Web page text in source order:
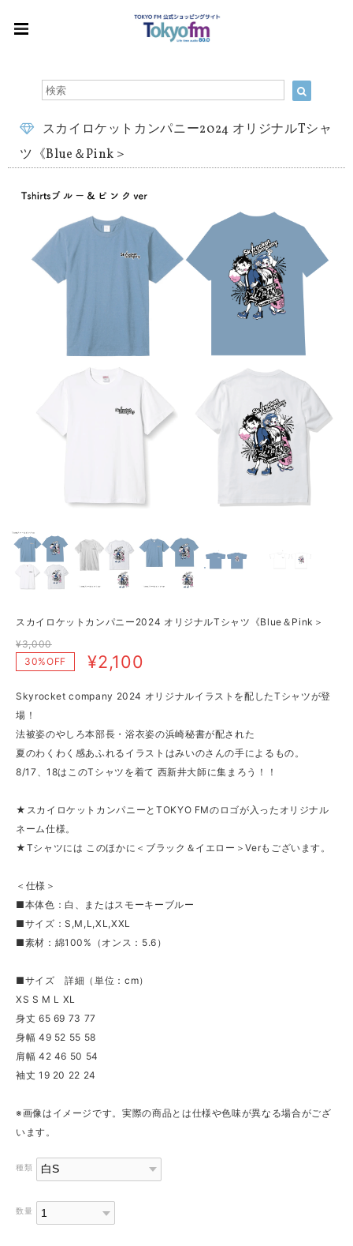
スカイロケットカンパニー2024 オリジナルTシャ
ツ《Blue＆Pink＞
スカイロケットカンパニー2024 オリジナルTシャツ《Blue＆Pink＞
¥3,000
30%OFF
¥2,100
Skyrocket company 2024 オリジナルイラストを配したTシャツが登
場！
法被姿のやしろ本部長・浴衣姿の浜崎秘書が配された
夏のわくわく感あふれるイラストはみいのさんの手によるもの。
8/17、18はこのTシャツを着て 西新井大師に集まろう！！
★スカイロケットカンパニーとTOKYO FMのロゴが入ったオリジナル
ネーム仕様。
★Tシャツには このほかに＜ブラック＆イエロー＞Verもございます。
＜仕様＞
■本体色：白、またはスモーキーブルー
■サイズ：S,M,L,XL,XXL
■素材：綿100%（オンス：5.6）
■サイズ 詳細（単位：cm）
XS S M L XL
身丈 65 69 73 77
身幅 49 52 55 58
肩幅 42 46 50 54
袖丈 19 20 22 24
※画像はイメージです。実際の商品とは仕様や色味が異なる場合がござ
います。
種類
数量